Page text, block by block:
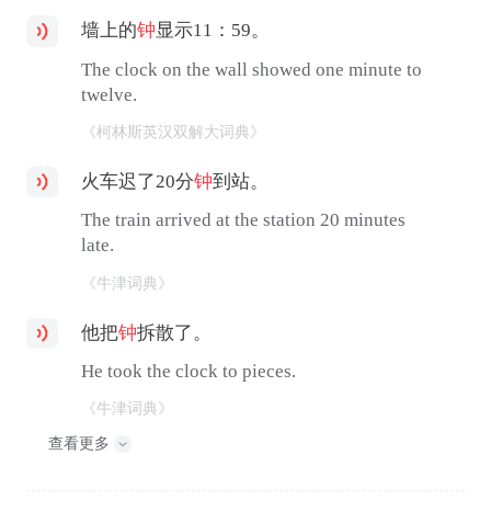
墙上的钟显示11：59。
The clock on the wall showed one minute to
twelve.
《柯林斯英汉双解大词典》
火车迟了20分钟到站。
The train arrived at the station 20 minutes
late.
《牛津词典》
他把钟拆散了。
He took the clock to pieces.
《牛津词典》
查看更多